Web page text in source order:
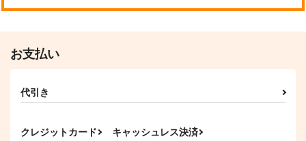
Innocent World
Beat Per Minute
お支払い
代引き
クレジットカード キャッシュレス決済